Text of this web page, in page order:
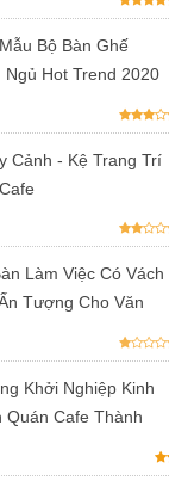
Bộ Bàn Ghế
Ngủ Hot Trend 2020
Cảnh - Kệ Trang Trí
Làm Việc Có Vách
Tượng Cho Văn
Khởi Nghiệp Kinh
Quán Cafe Thành